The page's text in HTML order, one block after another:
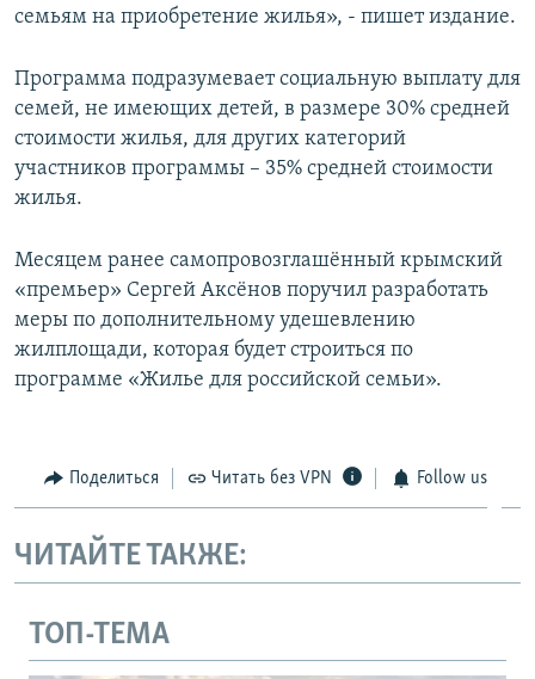
семьям на приобретение жилья», - пишет издание.
Программа подразумевает социальную выплату для
семей, не имеющих детей, в размере 30% средней
стоимости жилья, для других категорий
участников программы – 35% средней стоимости
жилья.
Месяцем ранее самопровозглашённый крымский
«премьер» Сергей Аксёнов поручил разработать
меры по дополнительному удешевлению
жилплощади, которая будет строиться по
программе «Жилье для российской семьи».
Поделиться Читать без VPN Follow us
ЧИТАЙТЕ ТАКЖЕ:
ТОП-ТЕМА